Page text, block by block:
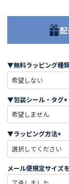
▼無料ラッピング種
▼包装シール・タグ
)
▼ラッピング方法
必
須
)
メール便規定サイズ